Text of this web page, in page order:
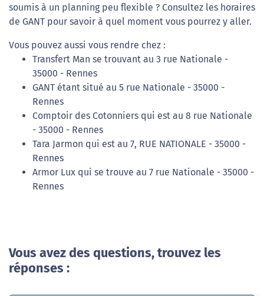
soumis à un planning peu flexible ? Consultez les horaires
de GANT pour savoir à quel moment vous pourrez y aller.
Vous pouvez aussi vous rendre chez :
Transfert Man se trouvant au 3 rue Nationale -
35000 - Rennes
GANT étant situé au 5 rue Nationale - 35000 -
Rennes
Comptoir des Cotonniers qui est au 8 rue Nationale
- 35000 - Rennes
Tara Jarmon qui est au 7, RUE NATIONALE - 35000 -
Rennes
Armor Lux qui se trouve au 7 rue Nationale - 35000 -
Rennes
Vous avez des questions, trouvez les
réponses :